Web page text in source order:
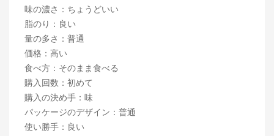
味の濃さ ： ちょうどいい
脂のり ： 良い
量の多さ ： 普通
価格 ： 高い
食べ方 ： そのまま食べる
購入回数 ： 初めて
購入の決め手 ： 味
パッケージのデザイン ： 普通
使い勝手 ： 良い